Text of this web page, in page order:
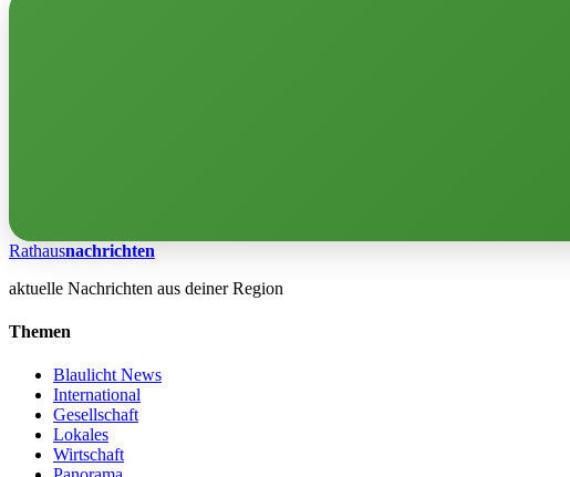
Rathausnachrichten
aktuelle Nachrichten aus deiner Region
Themen
Blaulicht News
International
Gesellschaft
Lokales
Wirtschaft